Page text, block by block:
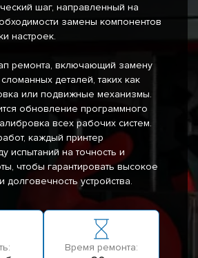
шаг, направленный на
замены компонентов
настроек.
ремонта, включающий замену
деталей, таких как
или подвижные механизмы.
обновление программного
всех рабочих систем.
каждый принтер
испытаний на точность и
чтобы гарантировать высокое
долговечность устройства.
Время ремонта: